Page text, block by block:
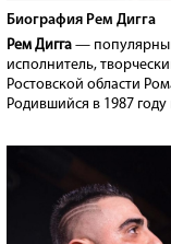
Биография Рем Дигга
Рем Дигга—
исполнитель,
Ростовской области
Родившийся в 1987